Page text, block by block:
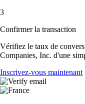
3
Confirmer la transaction
Vérifiez le taux de
Companies, Inc. d'une
Inscrivez-vous maintenant